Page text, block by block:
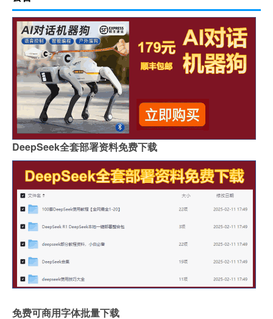
DeepSeek全套部署资料免费下载
免费可商用字体批量下载